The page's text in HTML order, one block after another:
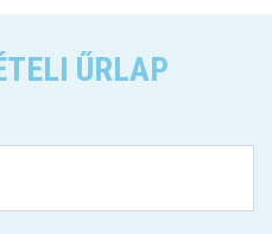
ŰRLAP